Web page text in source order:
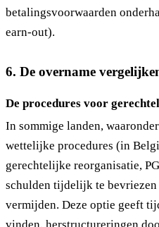
betalingsvoorwaarden
earn-out).
6. De overname
De procedures voor
In sommige landen,
wettelijke procedures (in
gerechtelijke reorganisatie,
schulden tijdelijk te bevriezen
vermijden. Deze optie geeft